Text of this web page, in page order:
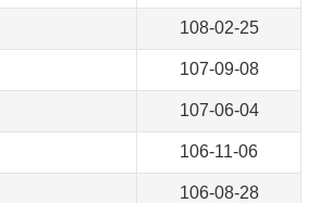
108-02-25
107-09-08
107-06-04
106-11-06
106-08-28